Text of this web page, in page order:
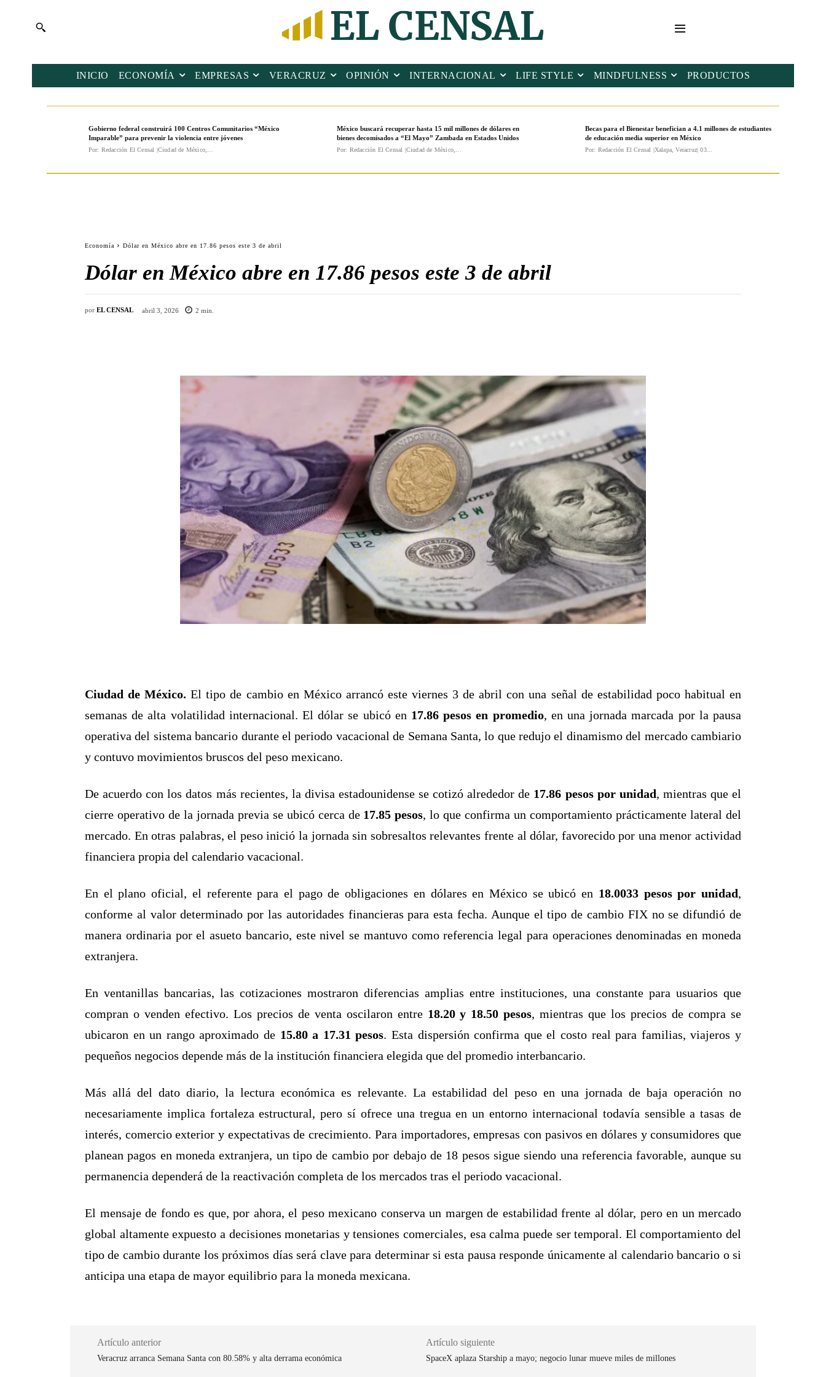
INICIO ECONOMÍA EMPRESAS VERACRUZ OPINIÓN INTERNACIONAL LIFE STYLE MINDFULNESS PRODUCTOS
Gobierno federal construirá 100 Centros Comunitarios “México
Imparable” para prevenir la violencia entre jóvenes
Por: Redacción El Censal |Ciudad de México,...
México buscará recuperar hasta 15 mil millones de dólares en
bienes decomisados a “El Mayo” Zambada en Estados Unidos
Por: Redacción El Censal |Ciudad de México,...
Becas para el Bienestar benefician a 4.1 millones de estudiantes
de educación media superior en México
Por: Redacción El Censal |Xalapa, Veracruz| 03...
Economía Dólar en México abre en 17.86 pesos este 3 de abril
Dólar en México abre en 17.86 pesos este 3 de abril
por EL CENSAL abril 3, 2026 2 min.
Ciudad de México. El tipo de cambio en México arrancó este viernes 3 de abril con una señal de estabilidad poco habitual en
semanas de alta volatilidad internacional. El dólar se ubicó en 17.86 pesos en promedio, en una jornada marcada por la pausa
operativa del sistema bancario durante el periodo vacacional de Semana Santa, lo que redujo el dinamismo del mercado cambiario
y contuvo movimientos bruscos del peso mexicano.
De acuerdo con los datos más recientes, la divisa estadounidense se cotizó alrededor de 17.86 pesos por unidad, mientras que el
cierre operativo de la jornada previa se ubicó cerca de 17.85 pesos, lo que confirma un comportamiento prácticamente lateral del
mercado. En otras palabras, el peso inició la jornada sin sobresaltos relevantes frente al dólar, favorecido por una menor actividad
financiera propia del calendario vacacional.
En el plano oficial, el referente para el pago de obligaciones en dólares en México se ubicó en 18.0033 pesos por unidad,
conforme al valor determinado por las autoridades financieras para esta fecha. Aunque el tipo de cambio FIX no se difundió de
manera ordinaria por el asueto bancario, este nivel se mantuvo como referencia legal para operaciones denominadas en moneda
extranjera.
En ventanillas bancarias, las cotizaciones mostraron diferencias amplias entre instituciones, una constante para usuarios que
compran o venden efectivo. Los precios de venta oscilaron entre 18.20 y 18.50 pesos, mientras que los precios de compra se
ubicaron en un rango aproximado de 15.80 a 17.31 pesos. Esta dispersión confirma que el costo real para familias, viajeros y
pequeños negocios depende más de la institución financiera elegida que del promedio interbancario.
Más allá del dato diario, la lectura económica es relevante. La estabilidad del peso en una jornada de baja operación no
necesariamente implica fortaleza estructural, pero sí ofrece una tregua en un entorno internacional todavía sensible a tasas de
interés, comercio exterior y expectativas de crecimiento. Para importadores, empresas con pasivos en dólares y consumidores que
planean pagos en moneda extranjera, un tipo de cambio por debajo de 18 pesos sigue siendo una referencia favorable, aunque su
permanencia dependerá de la reactivación completa de los mercados tras el periodo vacacional.
El mensaje de fondo es que, por ahora, el peso mexicano conserva un margen de estabilidad frente al dólar, pero en un mercado
global altamente expuesto a decisiones monetarias y tensiones comerciales, esa calma puede ser temporal. El comportamiento del
tipo de cambio durante los próximos días será clave para determinar si esta pausa responde únicamente al calendario bancario o si
anticipa una etapa de mayor equilibrio para la moneda mexicana.
Artículo anterior
Veracruz arranca Semana Santa con 80.58% y alta derrama económica
Artículo siguiente
SpaceX aplaza Starship a mayo; negocio lunar mueve miles de millones